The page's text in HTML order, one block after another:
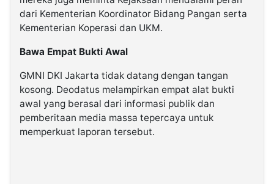
dari Kementerian Koordinator Bidang Pangan serta
Kementerian Koperasi dan UKM.
Bawa Empat Bukti Awal
GMNI DKI Jakarta tidak datang dengan tangan
kosong. Deodatus melampirkan empat alat bukti
awal yang berasal dari informasi publik dan
pemberitaan media massa tepercaya untuk
memperkuat laporan tersebut.